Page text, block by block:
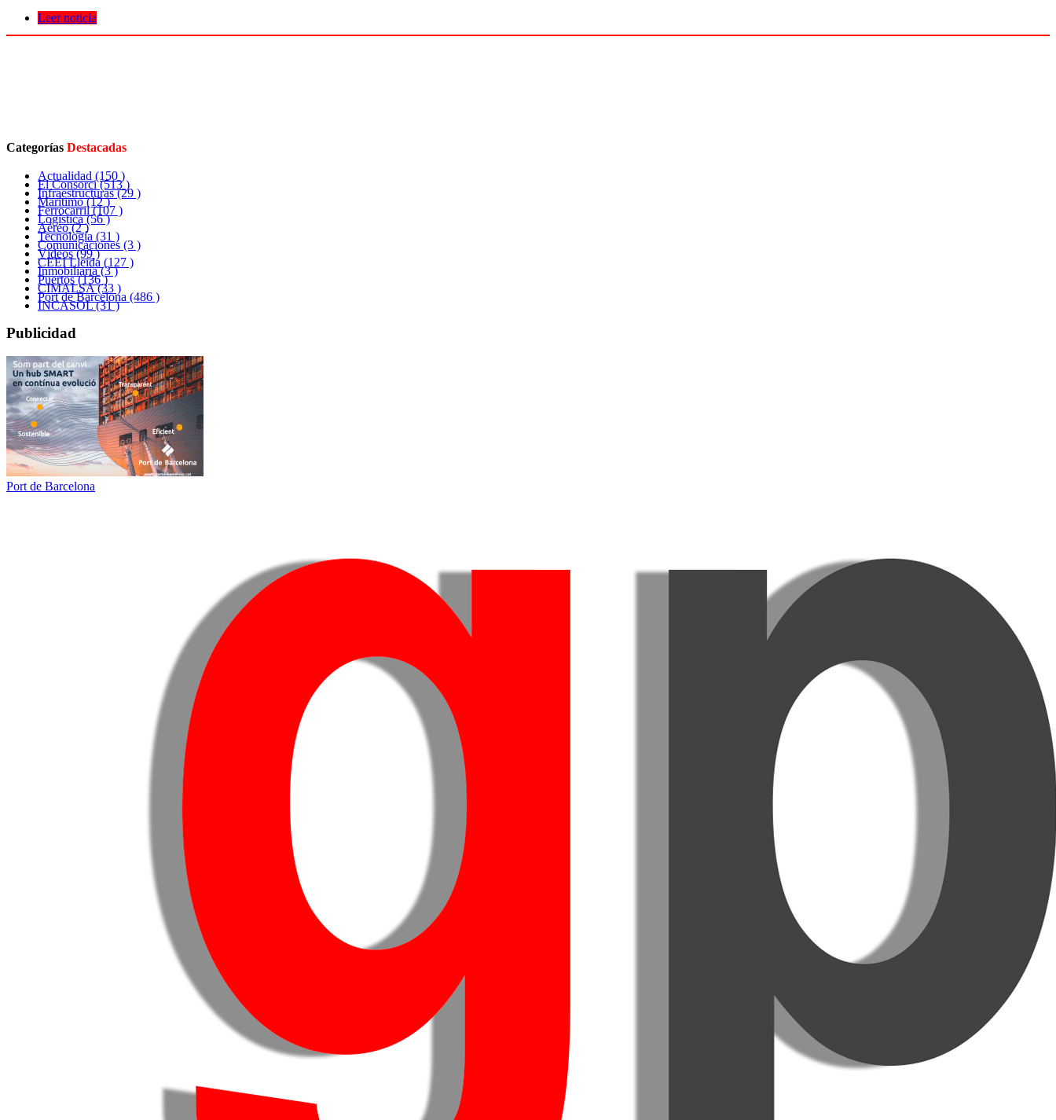
Leer noticia
Categorías Destacadas
Actualidad (150 )
El Consorci(513 )
Infraestructuras(29 )
Marítimo(12 )
Ferrocarril(107 )
Logística(56 )
Aéreo(2 )
Tecnología (31 )
Comunicaciones (3 )
Vídeos(99 )
CEEI Lleida (127 )
Inmobiliaria(3 )
Puertos(136 )
CIMALSA(33 )
Port de Barcelona (486 )
INCASOL(31 )
Publicidad
Port de Barcelona